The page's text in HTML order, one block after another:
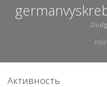
Активность